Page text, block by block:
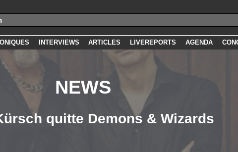
INTERVIEWS ARTICLES LIVEREPORTS AGENDA
NEWS
quitte Demons & Wizards